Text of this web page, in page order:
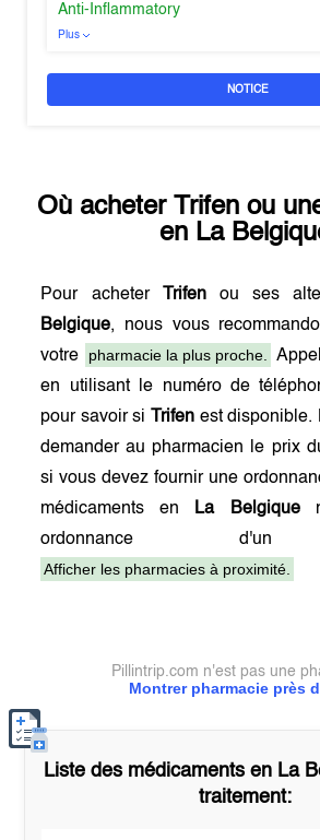
Anti-Inflammatory
Plus
NOTICE
Où acheter Trifen ou
en La
Pour acheter Trifenou ses
Belgique, nous vous
votre
pharmacie la plus proche.
en utilisant le numéro de
pour savoir si
Trifenest disponible.
demander au pharmacien le prix
si vous devez fournir une
médicaments en
La Belgique
ordonnance d'un
Afficher les pharmacies à proximité.
Montrer pharmacie près
Pillintrip.com n'est pas une
Liste des médicaments en La
traitement: